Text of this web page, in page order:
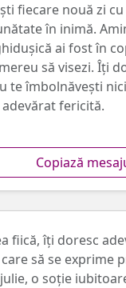
fiecare nouă zi
în inimă.
ai fost în
să visezi. Îți
te îmbolnăvești
fericită.
Copiază
fiică, îți doresc
să se exprime
o soție